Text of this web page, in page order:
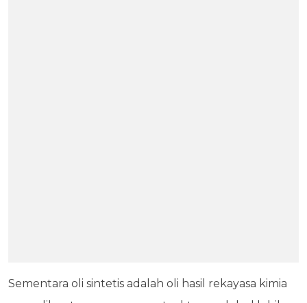
Sementara oli sintetis adalah oli hasil rekayasa kimia